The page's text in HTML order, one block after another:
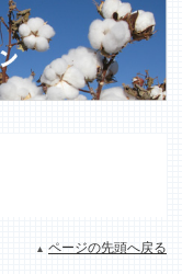
ページの先頭へ戻る